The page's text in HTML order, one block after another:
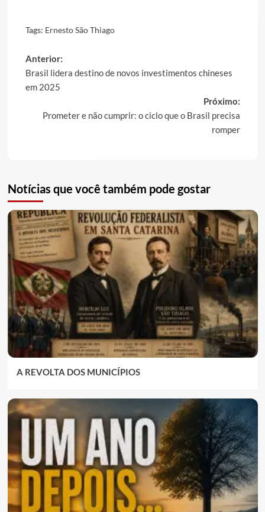
Tags: Ernesto São Thiago
Post
navigation
Anterior:
Brasil lidera destino de novos investimentos chineses
em 2025
Próximo:
Prometer e não cumprir: o ciclo que o Brasil precisa
romper
Notícias que você também pode gostar
A REVOLTA DOS MUNICÍPIOS